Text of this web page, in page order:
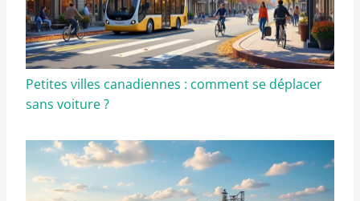
Petites villes canadiennes : comment se déplacer
sans voiture ?